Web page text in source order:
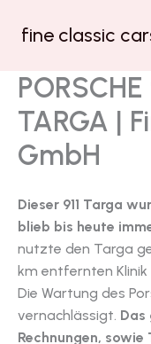
Inhaltfine classic
PORSCHE
TARGA |
GmbH
Dieser 911 Targa
blieb bis heute
nutzte den Targa
km entfernten
Die Wartung des
vernachlässigt. Das
Rechnungen,